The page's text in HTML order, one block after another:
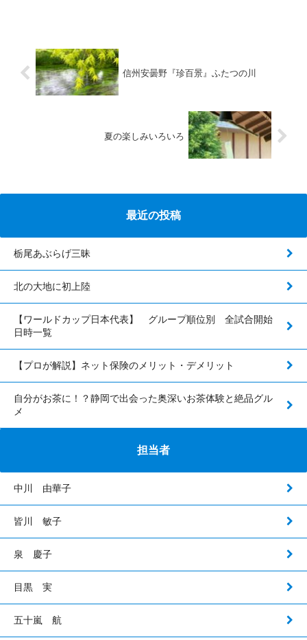
信州安曇野『珍百景』ふたつの川
夏の楽しみいろいろ
最近の投稿
栃尾あぶらげ三昧
北の大地に初上陸
【ワールドカップ日本代表】 グループ順位別 全試合開始
日時一覧
【プロが解説】ネット保険のメリット・デメリット
自分がお茶に！？静岡で出会った奥深いお茶体験と絶品グル
メ
担当者
中川 由華子
皆川 敏子
泉 慶子
目黒 実
五十嵐 航